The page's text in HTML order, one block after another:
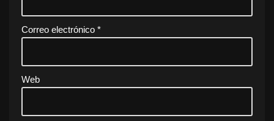
Correo electrónico *
Web